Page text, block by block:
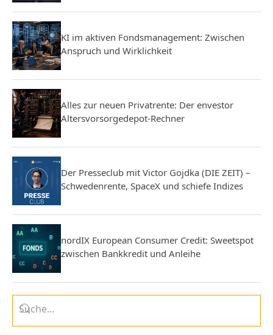
KI im aktiven Fondsmanagement: Zwischen
Anspruch und Wirklichkeit
Alles zur neuen Privatrente: Der envestor
Altersvorsorgedepot-Rechner
Der Presseclub mit Victor Gojdka (DIE ZEIT) –
Schwedenrente, SpaceX und schiefe Indizes
nordIX European Consumer Credit: Sweetspot
zwischen Bankkredit und Anleihe